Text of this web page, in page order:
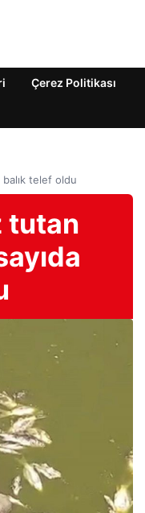
Çerez Politikası
telef oldu
tutan